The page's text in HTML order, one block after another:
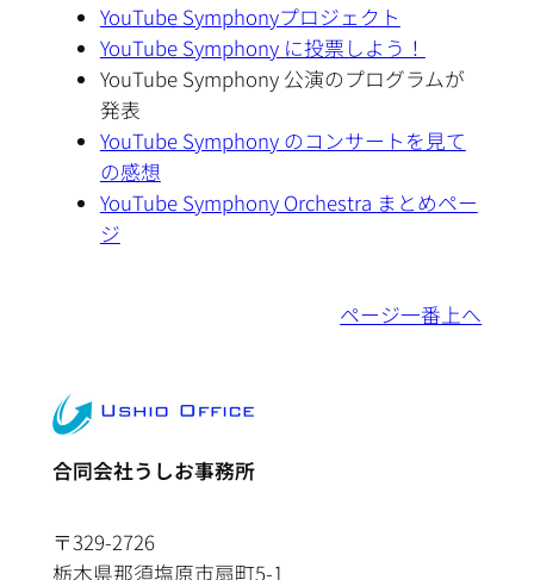
YouTube Symphonyプロジェクト
YouTube Symphony に投票しよう！
YouTube Symphony 公演のプログラムが
発表
YouTube Symphony のコンサートを見て
の感想
YouTube Symphony Orchestra まとめペー
ジ
ページ一番上へ
合同会社うしお事務所
〒329-2726
栃木県那須塩原市扇町5-1